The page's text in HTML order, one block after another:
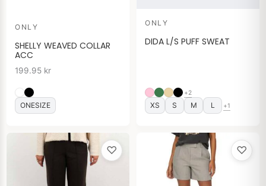
ONLY
SHELLY WEAVED COLLAR
ACC
199.95 kr
ONESIZE
ONLY
DIDA L/S PUFF SWEAT
+2
XS S M L +1
♡ ♡